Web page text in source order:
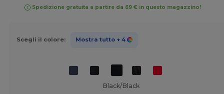
Spedizione gratuita a partire da 69 € in questo magazzino!
Scegli il colore: Mostra tutto + 4
Black/Black